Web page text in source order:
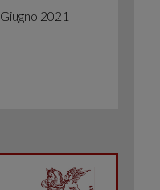
Giugno 2021